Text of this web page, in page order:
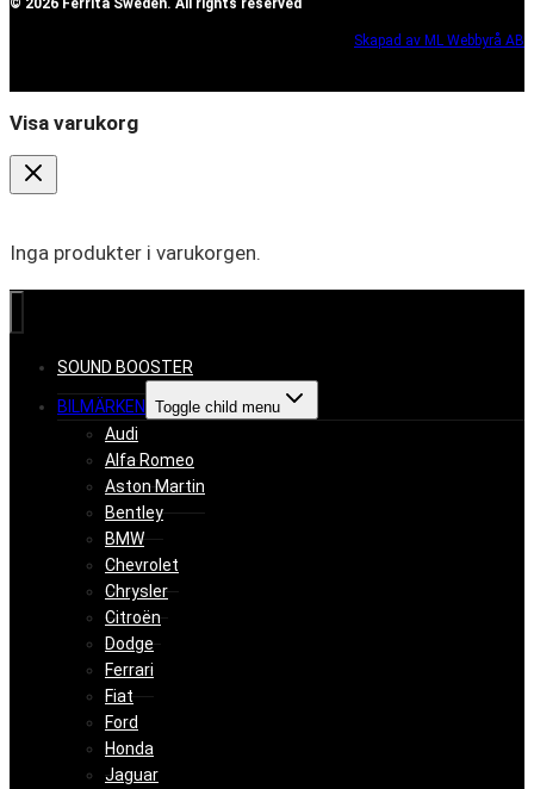
Skapad av ML Webbyrå AB
Visa varukorg
Inga produkter i varukorgen.
SOUND BOOSTER
BILMÄRKEN Toggle child menu
Audi
Alfa Romeo
Aston Martin
Bentley
BMW
Chevrolet
Chrysler
Citroën
Dodge
Ferrari
Fiat
Ford
Honda
Jaguar